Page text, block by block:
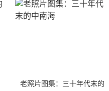
老照片图集：三十年代末的